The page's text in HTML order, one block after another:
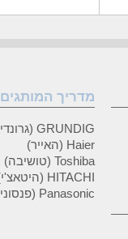
מדריך המותגים
GRUNDIG (גרונדיג)
Haier (האייר)
Toshiba (טושיבה)
HITACHI (היטאצ'י)
Panasonic (פנסוניק)